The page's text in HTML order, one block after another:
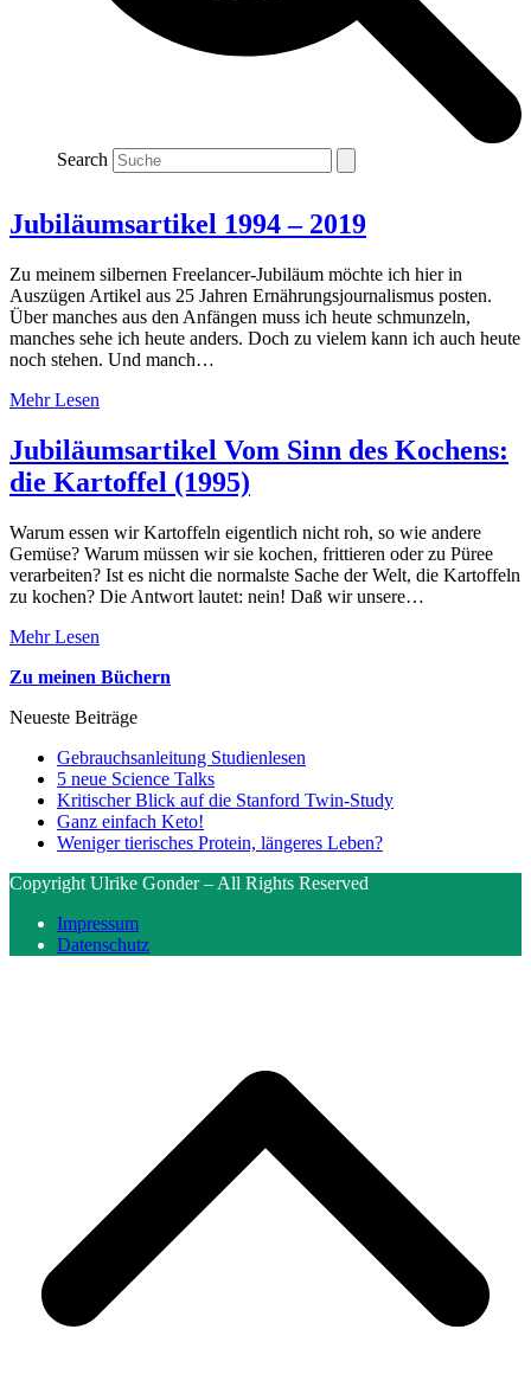
Search
Jubiläumsartikel 1994 – 2019
Zu meinem silbernen Freelancer-Jubiläum möchte ich hier in
Auszügen Artikel aus 25 Jahren Ernährungsjournalismus posten.
Über manches aus den Anfängen muss ich heute schmunzeln,
manches sehe ich heute anders. Doch zu vielem kann ich auch heute
noch stehen. Und manch…
Mehr Lesen
Jubiläumsartikel Vom Sinn des Kochens:
die Kartoffel (1995)
Warum essen wir Kartoffeln eigentlich nicht roh, so wie andere
Gemüse? Warum müssen wir sie kochen, frittieren oder zu Püree
verarbeiten? Ist es nicht die normalste Sache der Welt, die Kartoffeln
zu kochen? Die Antwort lautet: nein! Daß wir unsere…
Mehr Lesen
Zu meinen Büchern
Neueste Beiträge
Gebrauchsanleitung Studienlesen
5 neue Science Talks
Kritischer Blick auf die Stanford Twin-Study
Ganz einfach Keto!
Weniger tierisches Protein, längeres Leben?
Copyright Ulrike Gonder – All Rights Reserved
Impressum
Datenschutz